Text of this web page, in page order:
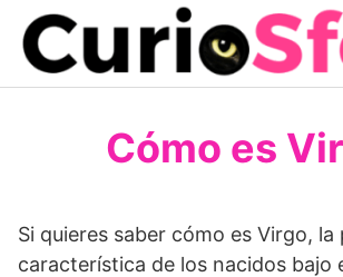
Saltar
contenido
Cómo es
Si quieres saber cómo es Virgo, la
característica de los nacidos bajo